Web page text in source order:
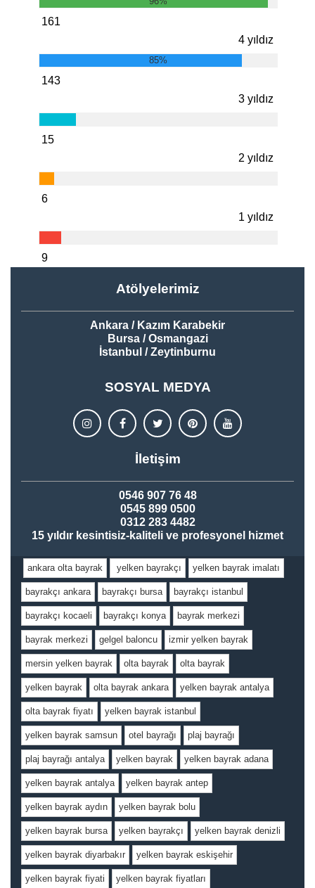
161
4 yıldız
85%
143
3 yıldız
15
2 yıldız
6
1 yıldız
9
Atölyelerimiz
Ankara / Kazım Karabekir
Bursa / Osmangazi
İstanbul / Zeytinburnu
SOSYAL MEDYA
İletişim
0546 907 76 48
0545 899 0500
0312 283 4482
15 yıldır kesintisiz-kaliteli ve profesyonel hizmet
ankara olta bayrak yelken bayrakçı yelken bayrak imalatı
bayrakçı ankara bayrakçı bursa bayrakçı istanbul
bayrakçı kocaeli bayrakçı konya bayrak merkezi
bayrak merkezi gelgel baloncu izmir yelken bayrak
mersin yelken bayrak olta bayrak olta bayrak
yelken bayrak olta bayrak ankara yelken bayrak antalya
olta bayrak fiyatı yelken bayrak istanbul
yelken bayrak samsun otel bayrağı plaj bayrağı
plaj bayrağı antalya yelken bayrak yelken bayrak adana
yelken bayrak antalya yelken bayrak antep
yelken bayrak aydın yelken bayrak bolu
yelken bayrak bursa yelken bayrakçı yelken bayrak denizli
yelken bayrak diyarbakır yelken bayrak eskişehir
yelken bayrak fiyati yelken bayrak fiyatları